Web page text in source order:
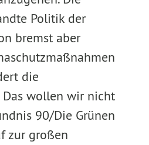
Politik der
bremst aber
die
Das wollen wir nicht
90/Die Grünen
zur großen